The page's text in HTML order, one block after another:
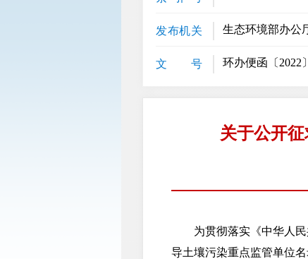
发布机关 生态环境部办公
文 号 环办便函〔2022
关于公开
为贯彻落实《中华人民
导土壤污染重点监管单位